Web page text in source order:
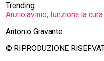
Trending
Anziolavinio, funziona la
Antonio Gravante
© RIPRODUZIONE